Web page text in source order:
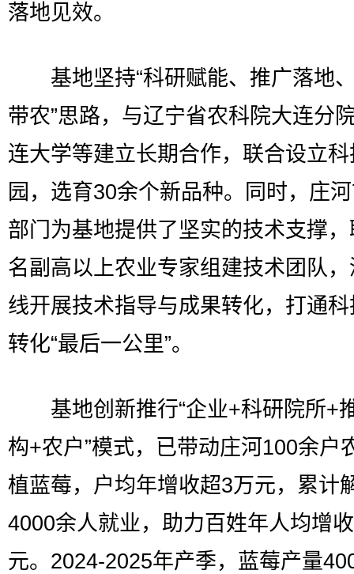
落地见效。
基地坚持“科研赋能、推广落地
带农”思路，与辽宁省农科院大连分
连大学等建立长期合作，联合设立
园，选育30余个新品种。同时，庄
部门为基地提供了坚实的技术支撑
名副高以上农业专家组建技术团队
线开展技术指导与成果转化，打通
转化“最后一公里”。
基地创新推行“企业+科研院所+
构+农户”模式，已带动庄河100余户
植蓝莓，户均年增收超3万元，累计
4000余人就业，助力百姓年人均增
元。2024-2025年产季，蓝莓产量